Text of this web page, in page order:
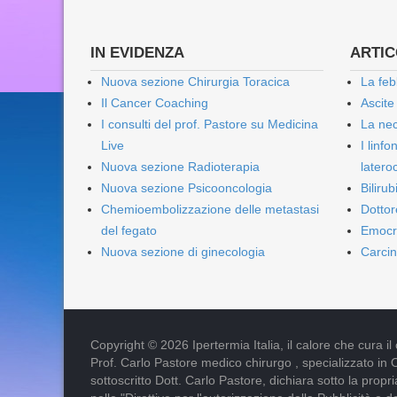
IN EVIDENZA
Nuova sezione Chirurgia Toracica
Il Cancer Coaching
I consulti del prof. Pastore su Medicina
Live
Nuova sezione Radioterapia
Nuova sezione Psicooncologia
Chemioembolizzazione delle metastasi
del fegato
Nuova sezione di ginecologia
La
La
I
Copyright © 2026 Ipertermia Italia, il calore che cura il
Prof. Carlo Pastore medico chirurgo , specializzato in
sottoscritto Dott. Carlo Pastore, dichiara sotto la